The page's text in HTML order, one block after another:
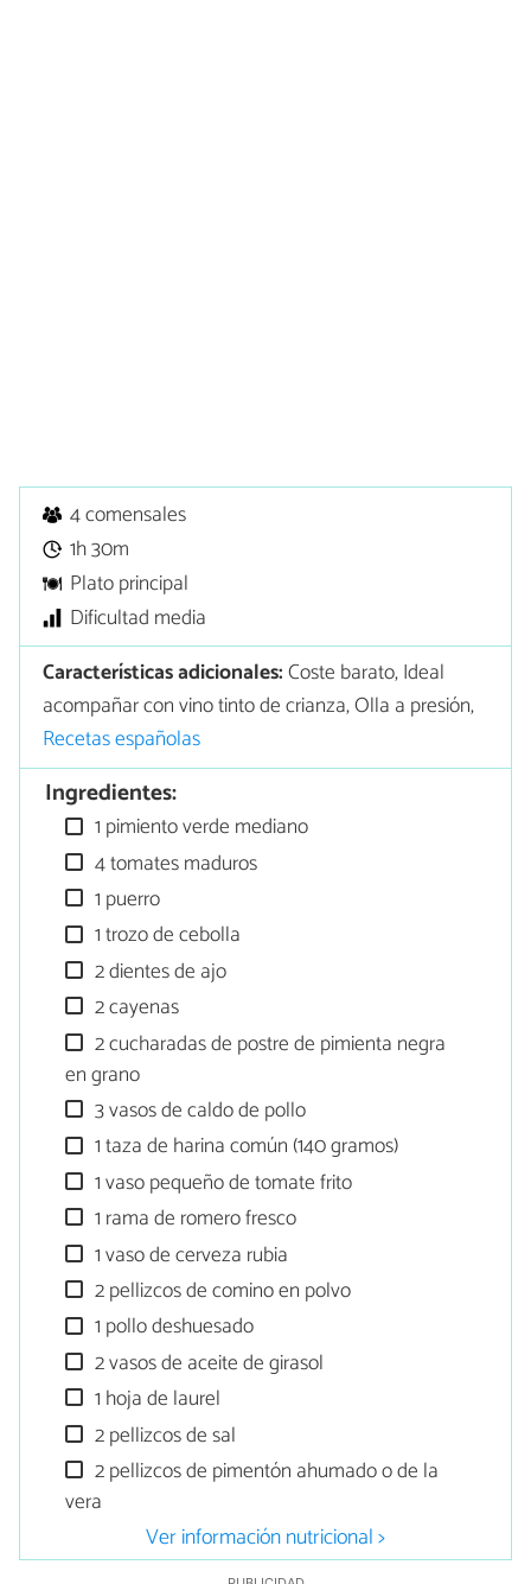
4 comensales
1h 30m
Plato principal
Dificultad media
Características adicionales:Coste barato, Ideal
acompañar con vino tinto de crianza, Olla a presión,
Recetas españolas
Ingredientes:
1 pimiento verde mediano
4 tomates maduros
1 puerro
1 trozo de cebolla
2 dientes de ajo
2 cayenas
2 cucharadas de postre de pimienta negra
en grano
3 vasos de caldo de pollo
1 taza de harina común (140 gramos)
1 vaso pequeño de tomate frito
1 rama de romero fresco
1 vaso de cerveza rubia
2 pellizcos de comino en polvo
1 pollo deshuesado
2 vasos de aceite de girasol
1 hoja de laurel
2 pellizcos de sal
2 pellizcos de pimentón ahumado o de la
vera
Ver información nutricional >